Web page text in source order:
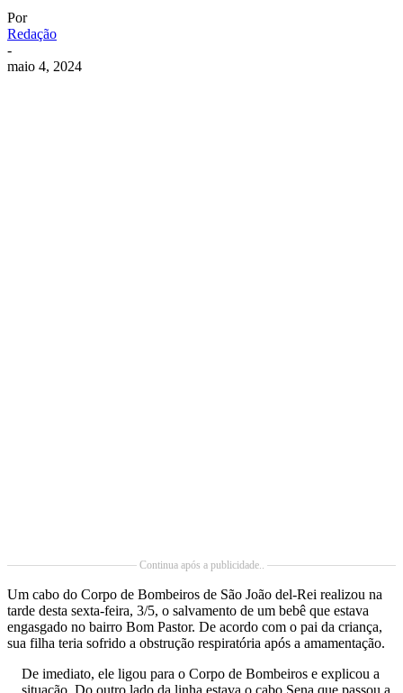
Por
Redação
-
maio 4, 2024
Continua após a publicidade..
Um cabo do Corpo de Bombeiros de São João del-Rei realizou na
tarde desta sexta-feira, 3/5, o salvamento de um bebê que estava
engasgado no bairro Bom Pastor. De acordo com o pai da criança,
sua filha teria sofrido a obstrução respiratória após a amamentação.
De imediato, ele ligou para o Corpo de Bombeiros e explicou a